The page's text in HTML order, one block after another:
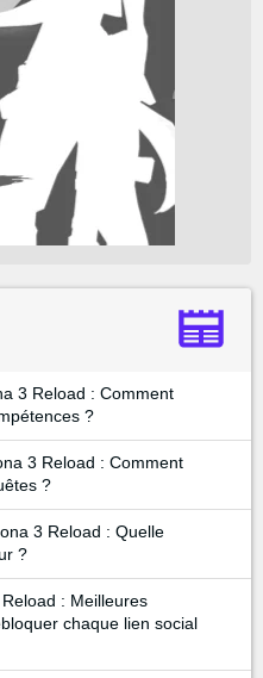
3 Reload : Comment
?
3 Reload : Comment
?
3 Reload : Quelle
?
: Meilleures
chaque lien social